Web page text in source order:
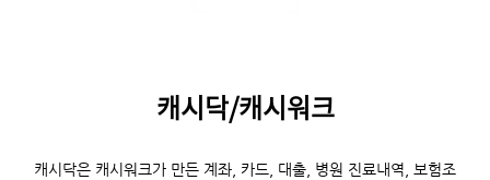
캐시닥/캐시워크
캐시닥은 캐시워크가 만든 계좌, 카드, 대출, 병원 진료내역, 보험조